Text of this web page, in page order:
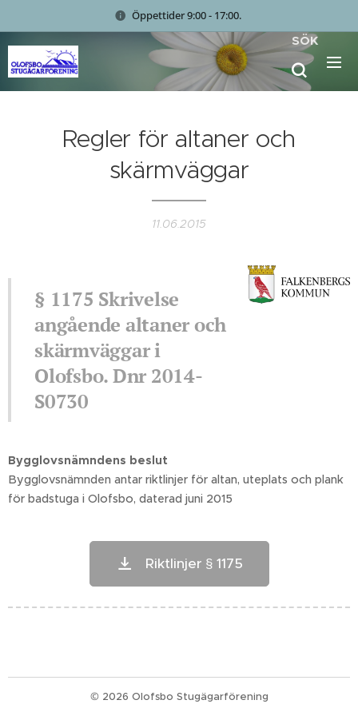
Öppettider 9:00 - 17:00.
SÖK
Regler för altaner och
skärmväggar
11.06.2015
§ 1175 Skrivelse
angående altaner och
skärmväggar i
Olofsbo. Dnr 2014-
S0730
Bygglovsnämndens beslut
Bygglovsnämnden antar riktlinjer för altan, uteplats och plank
för badstuga i Olofsbo, daterad juni 2015
Riktlinjer § 1175
© 2026 Olofsbo Stugägarförening